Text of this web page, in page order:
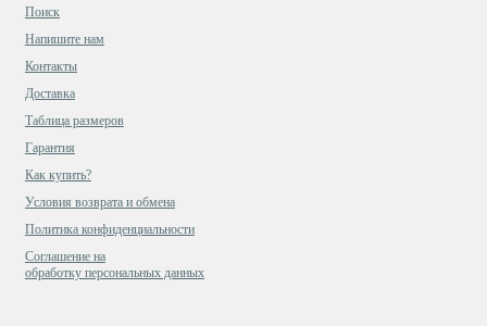
Поиск
Напишите нам
Контакты
Доставка
Таблица размеров
Гарантия
Как купить?
Условия возврата и обмена
Политика конфиденциальности
Cоглашение на
обработку персональных данных